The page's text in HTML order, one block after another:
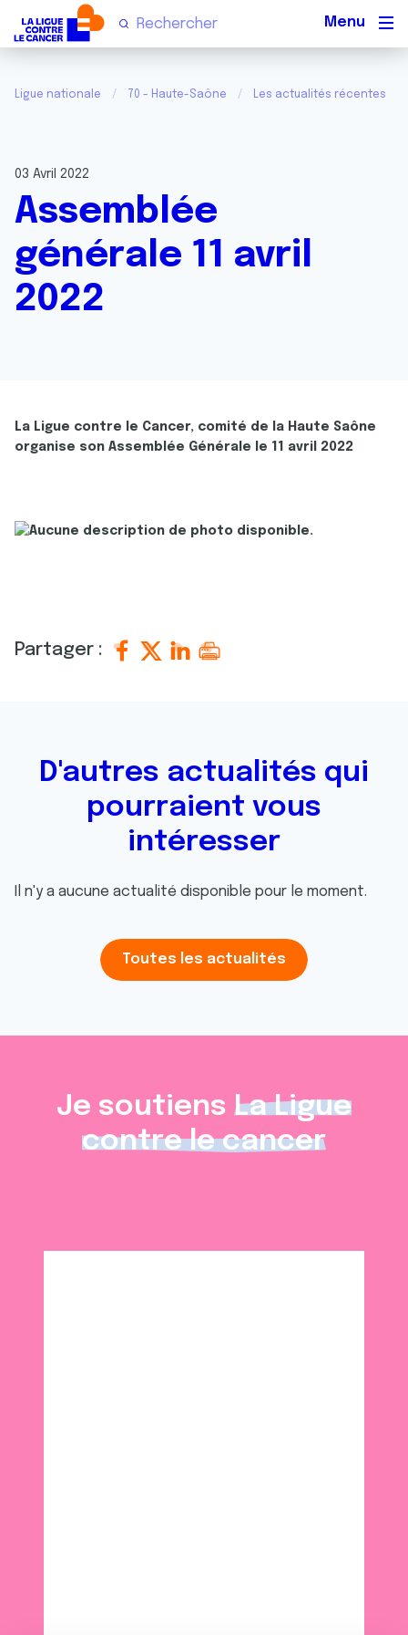
Ligue nationale 70 - Haute-Saône Les actualités récentes
03 Avril 2022
Assemblée
générale 11 avril
2022
La Ligue contre le Cancer, comité de la Haute Saône
organise son Assemblée Générale le 11 avril 2022
Partager :
D'autres actualités qui
pourraient vous
intéresser
Il n'y a aucune actualité disponible pour le moment.
Toutes les actualités
Je soutiens La Ligue
contre le cancer